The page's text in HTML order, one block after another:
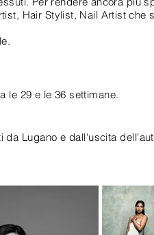
Hair Stylist, Nail Artist che
le 29 e le 36 settimane.
da Lugano e dall'uscita